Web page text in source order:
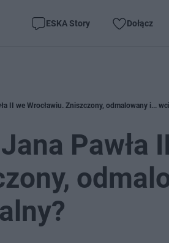
ESKA Story Dołącz
II we Wrocławiu. Zniszczony, odmalowany i...
Pawła